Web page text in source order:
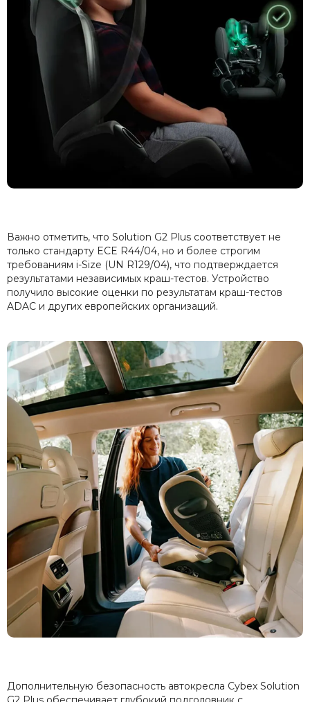
Важно отметить, что Solution G2 Plus соответствует не
только стандарту ECE R44/04, но и более строгим
требованиям i-Size (UN R129/04), что подтверждается
результатами независимых краш-тестов. Устройство
получило высокие оценки по результатам краш-тестов
ADAC и других европейских организаций.
Дополнительную безопасность автокресла Cybex Solution